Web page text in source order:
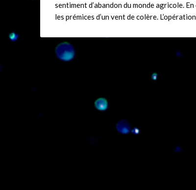
sentiment d’abandon du monde agricole.
les prémices d’un vent de colère.